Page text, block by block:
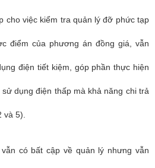
cho việc kiểm tra quản lý đỡ phức tạp
điểm của phương án đồng giá, vẫn
điện tiết kiệm, góp phần thực hiện
dụng điện thấp mà khả năng chi trả
5).
có bất cập về quản lý nhưng vẫn